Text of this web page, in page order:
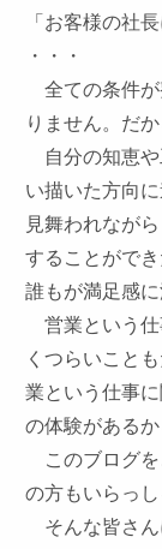
「お客様の社
・・・
全ての条件が
りません。だ
自分の知恵や
い描いた方向
見舞われなが
することがで
誰もが満足感
営業という仕
くつらいこと
業という仕事
の体験があるか
このブログを
の方もいらっし
そんな皆さん